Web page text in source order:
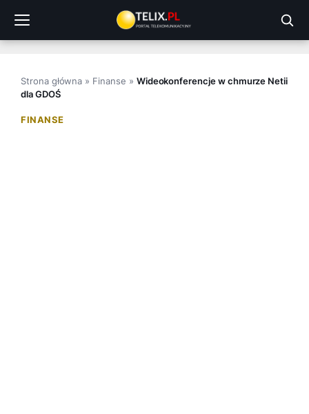
treści
Strona główna » Finanse » Wideokonferencje w chmurze Netii
dla GDOŚ
FINANSE